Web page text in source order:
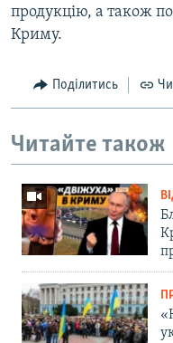
продукцію, а також
Криму.
Поділитись
Читайте також